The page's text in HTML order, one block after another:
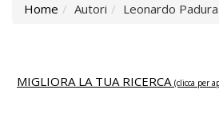
Home Autori Leonardo
MIGLIORA LA TUA RICERCA (clicca per